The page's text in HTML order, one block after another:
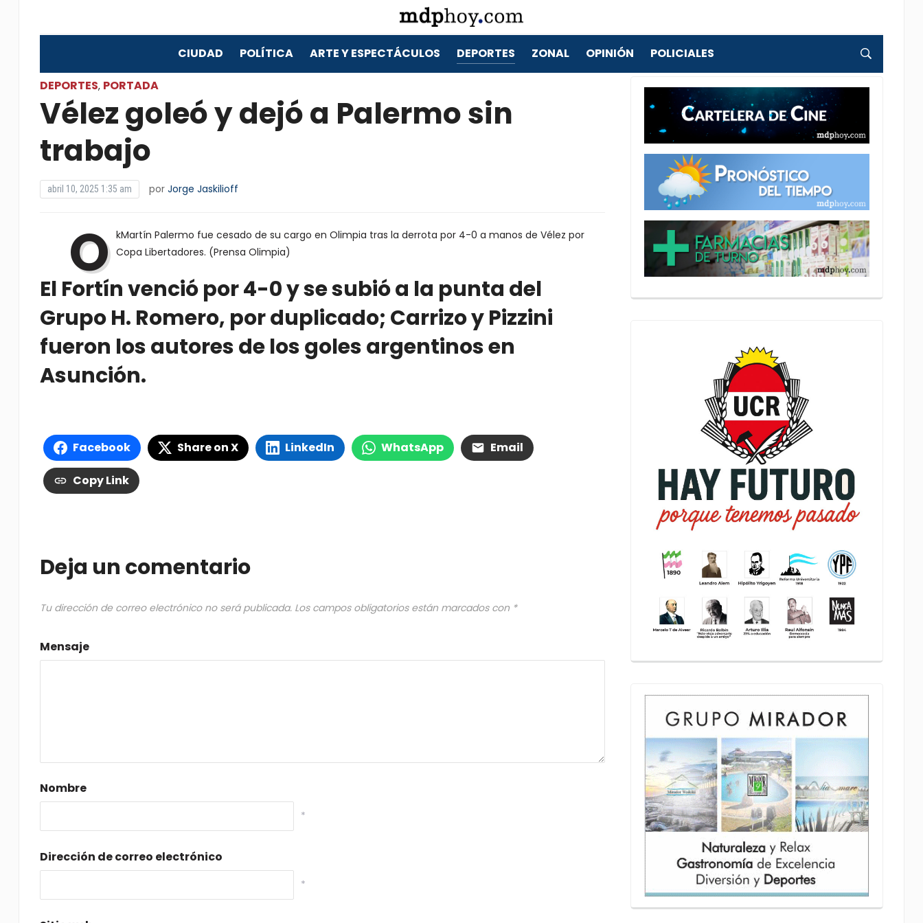
CIUDAD POLÍTICA ARTE Y ESPECTÁCULOS DEPORTES ZONAL OPINIÓN POLICIALES
DEPORTES, PORTADA
Vélez goleó y dejó a Palermo sin
trabajo
abril 10, 2025 1:35 am por Jorge Jaskilioff
O kMartín Palermo fue cesado de su cargo en Olimpia tras la derrota por 4-0 a manos de Vélez por
Copa Libertadores. (Prensa Olimpia)
El Fortín venció por 4-0 y se subió a la punta del
Grupo H. Romero, por duplicado; Carrizo y Pizzini
fueron los autores de los goles argentinos en
Asunción.
Facebook Share on X LinkedIn WhatsApp Email
Copy Link
Deja un comentario
Tu dirección de correo electrónico no será publicada. Los campos obligatorios están marcados con *
Mensaje
Nombre
*
Dirección de correo electrónico
*